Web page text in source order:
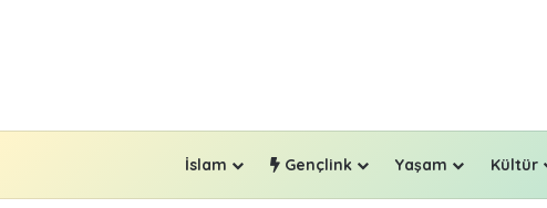
İslam Gençlink Yaşam Kültür